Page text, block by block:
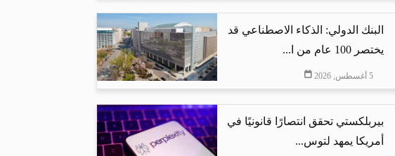
البنك الدولي: الذكاء الاصطناعي قد
يختصر 100 عام من ا...
5 أغسطس, 2026
بيربلكستي تحقق انتصارًا قانونيًا في
أمريكا يمهد لتوس...